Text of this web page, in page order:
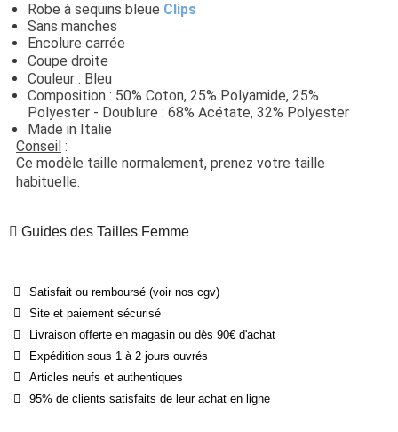
Robe à sequins bleue Clips
Sans manches
Encolure carrée
Coupe droite
Couleur : Bleu
Composition : 50% Coton, 25% Polyamide, 25%
Polyester - Doublure : 68% Acétate, 32% Polyester
Made in Italie
Conseil :
Ce modèle taille normalement, prenez votre taille
habituelle.
Guides des Tailles Femme
Satisfait ou remboursé (voir nos cgv)
Site et paiement sécurisé
Livraison offerte en magasin ou dès 90€ d'achat
Expédition sous 1 à 2 jours ouvrés
Articles neufs et authentiques
95% de clients satisfaits de leur achat en ligne